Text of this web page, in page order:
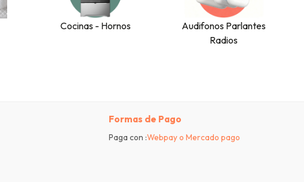
Cocinas - Hornos
Audifonos Parlantes
Radios
Formas de Pago
Paga con :Webpay o Mercado pago